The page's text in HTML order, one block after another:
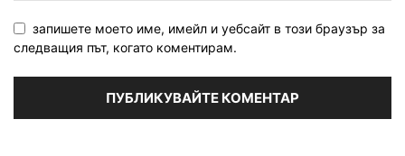
запишете моето име, имейл и уебсайт в този браузър за
следващия път, когато коментирам.